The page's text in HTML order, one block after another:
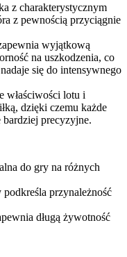
z charakterystycznym
z pewnością przyciągnie
wyjątkową
na uszkodzenia, co
się do intensywnego
właściwości lotu i
dzięki czemu każde
bardziej precyzyjne.
do gry na różnych
przynależność
długą żywotność